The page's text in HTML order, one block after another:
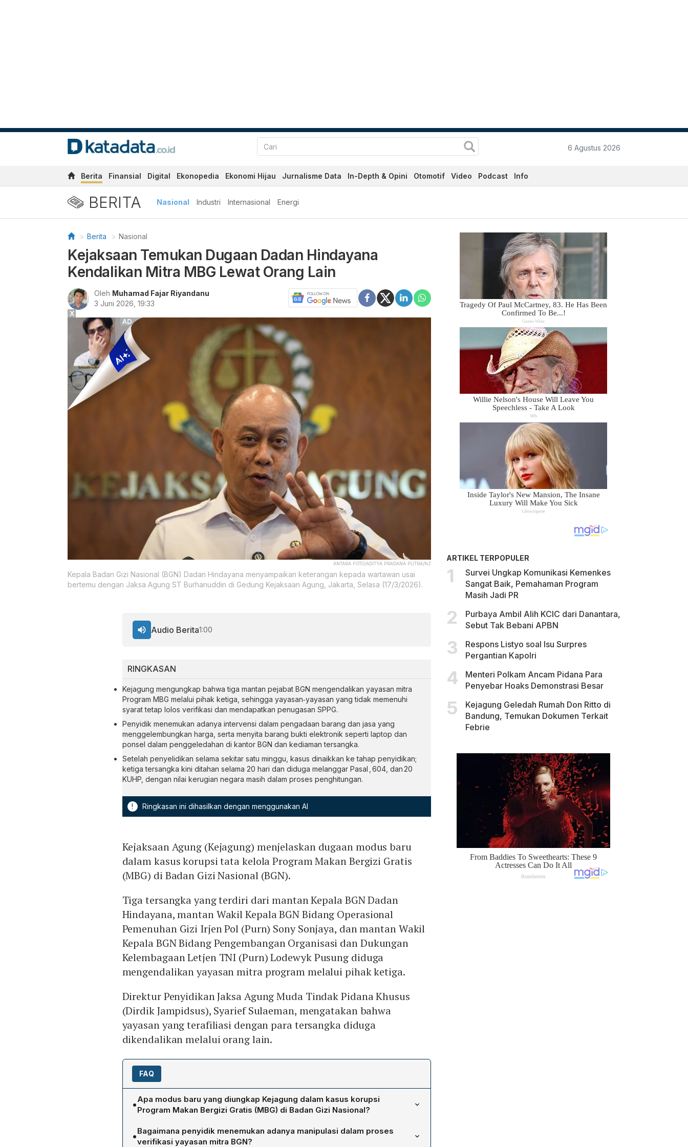
6 Agustus 2026
Berita Finansial Digital Ekonopedia Ekonomi Hijau Jurnalisme Data In-Depth & Opini Otomotif Video Podcast Info
BERITA Nasional Industri Internasional Energi
Berita Nasional
Kejaksaan Temukan Dugaan Dadan Hindayana
Kendalikan Mitra MBG Lewat Orang Lain
Oleh Muhamad Fajar Riyandanu
3 Juni 2026, 19:33
ANTARA FOTO/ADITYA PRADANA PUTRA/NZ
Kepala Badan Gizi Nasional (BGN) Dadan Hindayana menyampaikan keterangan kepada wartawan usai
bertemu dengan Jaksa Agung ST Burhanuddin di Gedung Kejaksaan Agung, Jakarta, Selasa (17/3/2026).
RINGKASAN
Kejagung mengungkap bahwa tiga mantan pejabat BGN mengendalikan yayasan mitra
Program MBG melalui pihak ketiga, sehingga yayasan‑yayasan yang tidak memenuhi
syarat tetap lolos verifikasi dan mendapatkan penugasan SPPG.
Penyidik menemukan adanya intervensi dalam pengadaan barang dan jasa yang
menggelembungkan harga, serta menyita barang bukti elektronik seperti laptop dan
ponsel dalam penggeledahan di kantor BGN dan kediaman tersangka.
Setelah penyelidikan selama sekitar satu minggu, kasus dinaikkan ke tahap penyidikan;
ketiga tersangka kini ditahan selama 20 hari dan diduga melanggar Pasal , 604, dan 20
KUHP, dengan nilai kerugian negara masih dalam proses penghitungan.
! Ringkasan ini dihasilkan dengan menggunakan AI
Audio Berita1:00
Kejaksaan Agung (Kejagung) menjelaskan dugaan modus baru
dalam kasus korupsi tata kelola Program Makan Bergizi Gratis
(MBG) di Badan Gizi Nasional (BGN).
Tiga tersangka yang terdiri dari mantan Kepala BGN Dadan
Hindayana, mantan Wakil Kepala BGN Bidang Operasional
Pemenuhan Gizi Irjen Pol (Purn) Sony Sonjaya, dan mantan Wakil
Kepala BGN Bidang Pengembangan Organisasi dan Dukungan
Kelembagaan Letjen TNI (Purn) Lodewyk Pusung diduga
mengendalikan yayasan mitra program melalui pihak ketiga.
Direktur Penyidikan Jaksa Agung Muda Tindak Pidana Khusus
(Dirdik Jampidsus), Syarief Sulaeman, mengatakan bahwa
yayasan yang terafiliasi dengan para tersangka diduga
dikendalikan melalui orang lain.
FAQ
•Apa modus baru yang diungkap Kejagung dalam kasus korupsi
Program Makan Bergizi Gratis (MBG) di Badan Gizi Nasional?
Kejagung menduga tiga tersangka – mantan Kepala BGN Dadan Hindayana, mantan
Wakil Kepala BGN bidang Operasional Sony Sonjaya, dan mantan Wakil Kepala BGN
•Bagaimana penyidik menemukan adanya manipulasi dalam proses
verifikasi yayasan mitra BGN?
ARTIKEL TERPOPULER
Survei Ungkap Komunikasi Kemenkes
Sangat Baik, Pemahaman Program
Masih Jadi PR
Purbaya Ambil Alih KCIC dari Danantara,
Sebut Tak Bebani APBN
Respons Listyo soal Isu Surpres
Pergantian Kapolri
Menteri Polkam Ancam Pidana Para
Penyebar Hoaks Demonstrasi Besar
Kejagung Geledah Rumah Don Ritto di
Bandung, Temukan Dokumen Terkait
Febrie
X